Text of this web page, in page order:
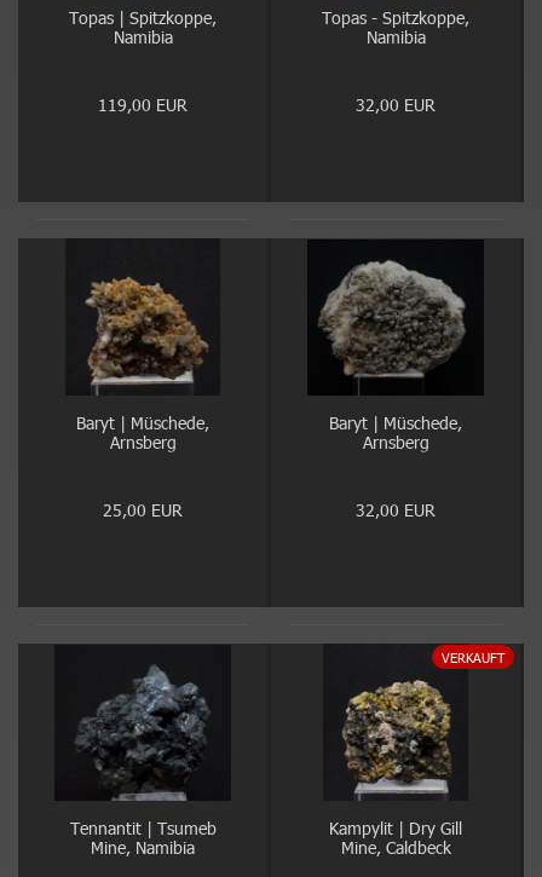
Topas | Spitzkoppe,
Namibia
119,00 EUR
Topas - Spitzkoppe,
Namibia
32,00 EUR
Baryt | Müschede,
Arnsberg
25,00 EUR
Baryt | Müschede,
Arnsberg
32,00 EUR
Tennantit | Tsumeb
Mine, Namibia
VERKAUFT
Kampylit | Dry Gill
Mine, Caldbeck